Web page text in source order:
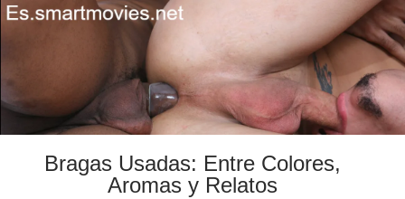
Bragas Usadas: Entre Colores,
Aromas y Relatos